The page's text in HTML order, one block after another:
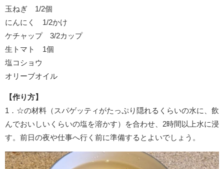
玉ねぎ 1/2個
にんにく 1/2かけ
ケチャップ 3/2カップ
生トマト 1個
塩コショウ
オリーブオイル
【作り方】
1．☆の材料（スパゲッティがたっぷり隠れるくらいの水に、飲
んでおいしいくらいの塩を溶かす）を合わせ、2時間以上水に浸
す。前日の夜や仕事へ行く前に準備するとよいでしょう。